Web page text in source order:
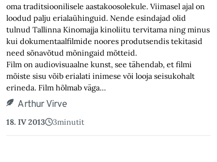
oma traditsioonilisele aastakoosolekule. Viimasel ajal on
loodud palju erialaühinguid. Nende esindajad olid
tulnud Tallinna Kinomajja kinoliitu tervitama ning minus
kui dokumentaalfilmide noores produtsendis tekitasid
need sõnavõtud mõningaid mõtteid.
Film on audiovisuaalne kunst, see tähendab, et filmi
mõiste sisu võib erialati inimese või looja seisukohalt
erineda. Film hõlmab väga…
Arthur Virve
18. IV 2013 3minutit